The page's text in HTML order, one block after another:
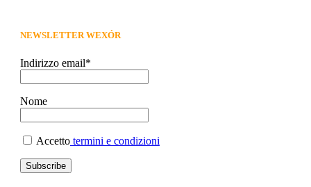
NEWSLETTER WEXÓR
Indirizzo email*
Nome
Accetto termini e condizioni